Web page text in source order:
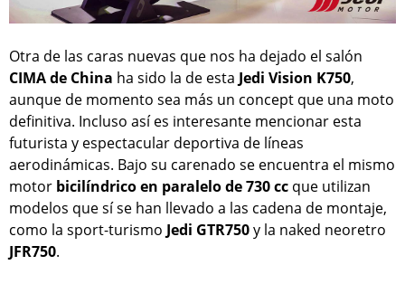
Otra de las caras nuevas que nos ha dejado el salón
CIMA de China ha sido la de esta Jedi Vision K750,
aunque de momento sea más un concept que una moto
definitiva. Incluso así es interesante mencionar esta
futurista y espectacular deportiva de líneas
aerodinámicas. Bajo su carenado se encuentra el mismo
motor bicilíndrico en paralelo de 730 cc que utilizan
modelos que sí se han llevado a las cadena de montaje,
como la sport-turismo Jedi GTR750y la naked neoretro
JFR750.